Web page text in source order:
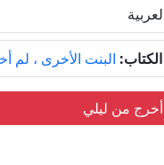
البنت الأخرى ، لم
من ليلي